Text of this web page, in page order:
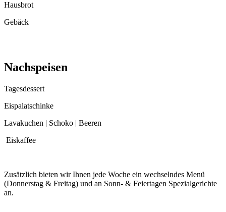
Hausbrot
Gebäck
Nachspeisen
Tagesdessert
Eispalatschinke
Lavakuchen | Schoko | Beeren
Eiskaffee
Zusätzlich bieten wir Ihnen jede Woche ein wechselndes Menü
(Donnerstag & Freitag) und an Sonn- & Feiertagen Spezialgerichte
an.